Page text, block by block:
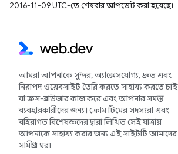
2016-11-09 UTC-তে শেষবার আপডেট করা হয়েছে।
আমরা আপনাকে সুন্দর, অ্যাক্সেসযোগ্য, দ্রুত এবং
নিরাপদ ওয়েবসাইট তৈরি করতে সাহায্য করতে চাই
যা ক্রস-ব্রাউজার কাজ করে এবং আপনার সমস্ত
ব্যবহারকারীদের জন্য। ক্রোম টিমের সদস্যরা এবং
বহিরাগত বিশেষজ্ঞদের দ্বারা লিখিত সেই যাত্রায়
আপনাকে সাহায্য করার জন্য এই সাইটটি আমাদের
সামগ্রীর ঘর৷